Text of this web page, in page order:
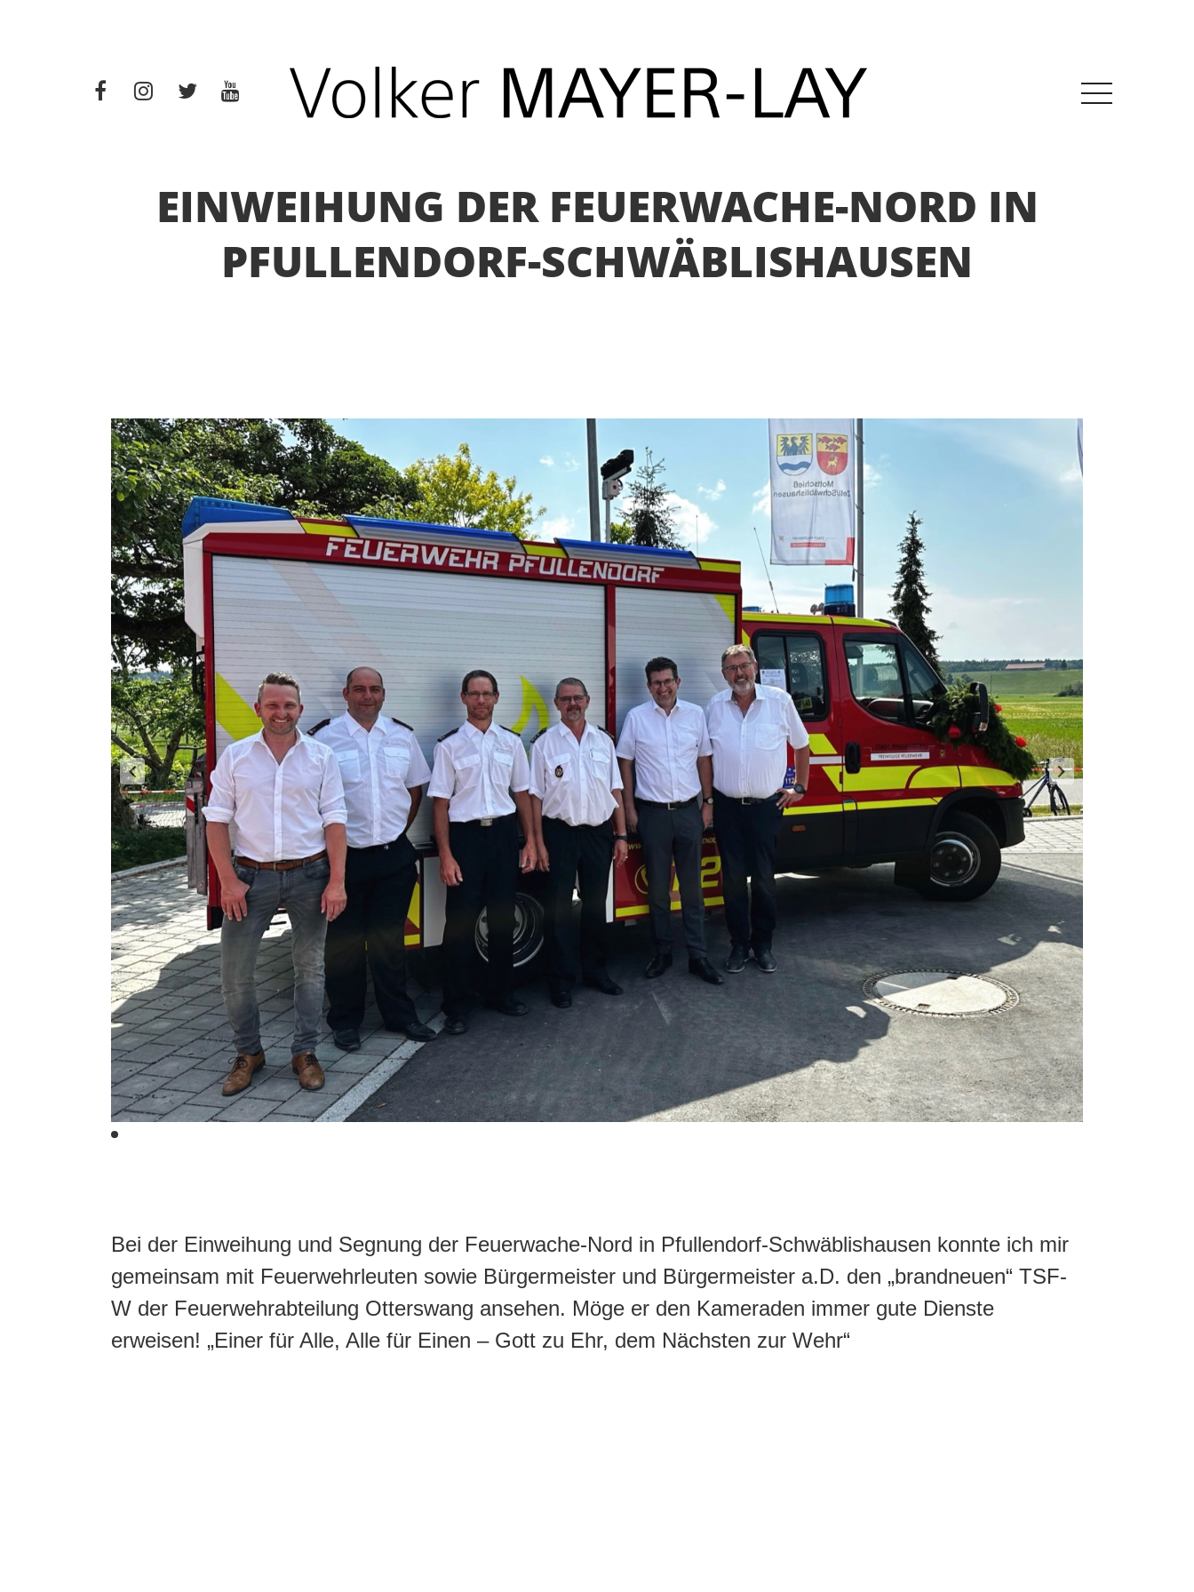
EINWEIHUNG DER FEUERWACHE-NORD IN
PFULLENDORF-SCHWÄBLISHAUSEN
Bei der Einweihung und Segnung der Feuerwache-Nord in Pfullendorf-Schwäblishausen konnte ich mir
gemeinsam mit Feuerwehrleuten sowie Bürgermeister und Bürgermeister a.D. den „brandneuen“ TSF-
W der Feuerwehrabteilung Otterswang ansehen. Möge er den Kameraden immer gute Dienste
erweisen! „Einer für Alle, Alle für Einen – Gott zu Ehr, dem Nächsten zur Wehr“